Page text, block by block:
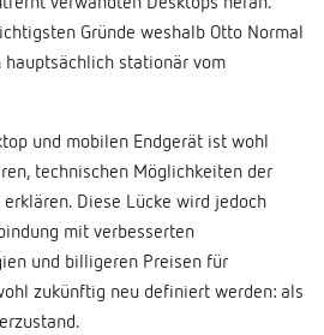
Gründe weshalb Otto Normal
hauptsächlich stationär vom
und mobilen Endgerät ist wohl
technischen Möglichkeiten der
erklären. Diese Lücke wird jedoch
mit verbesserten
und billigeren Preisen für
zukünftig neu definiert werden: als